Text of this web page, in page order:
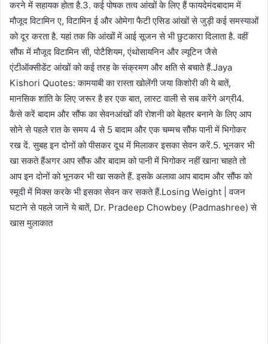
करने में सहायक होता है.3. कई पोषक तत्व आंखों के लिए हैं फायदेमंदबादाम में
मौजूद विटामिन ए, विटामिन ई और ओमेगा फैटी एसिड आंखों से जुड़ी कई समस्याओं
को दूर करता है. यहां तक कि आंखों में आई सूजन से भी छुटकारा दिलाता है. वहीं
सौंफ में मौजूद विटामिन सी, पोटैशियम, एंथोसायनिन और ल्यूटिन जैसे
एंटीऑक्सीडेंट आंखों को कई तरह के संक्रमण और क्षति से बचाते हैं.Jaya
Kishori Quotes: कामयाबी का रास्ता खोलेंगी जया किशोरी की ये बातें,
मानसिक शांति के लिए जरूर है हर एक बात, लास्ट वाली से सब करेंगे अग्री4.
कैसे करें बादाम और सौंफ का सेवनआंखों की रोशनी को बेहतर बनाने के लिए आप
सोने से पहले रात के समय 4 से 5 बादाम और एक चम्मच सौंफ पानी में भिगोकर
रख दें. सुबह इन दोनों को पीसकर दूध में मिलाकर इसका सेवन करें.5. भूनकर भी
खा सकते हैंअगर आप सौंफ और बादाम को पानी में भिगोकर नहीं खाना चाहते तो
आप इन दोनों को भूनकर भी खा सकते हैं. इसके अलावा आप बादाम और सौंफ को
स्मूदी में मिक्स करके भी इसका सेवन कर सकते हैं.Losing Weight | वजन
घटाने से पहले जानें ये बातें, Dr. Pradeep Chowbey (Padmashree) से
खास मुलाकात